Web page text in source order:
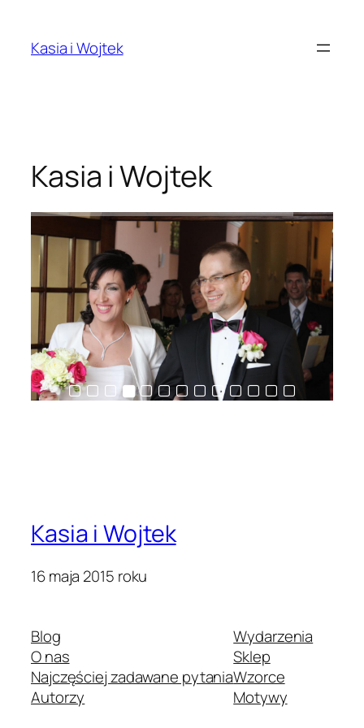
treściKasia i Wojtek
Kasia i Wojtek
Kasia i Wojtek
16 maja 2015 roku
Blog
O nas
Najczęściej zadawane pytania
Autorzy
Wydarzenia
Sklep
Wzorce
Motywy